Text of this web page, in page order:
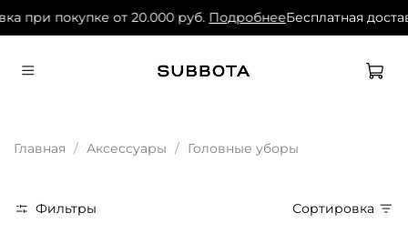
при покупке от 20.000 руб.ПодробнееБесплатная
Главная Аксессуары Головные уборы
Фильтры Сортировка